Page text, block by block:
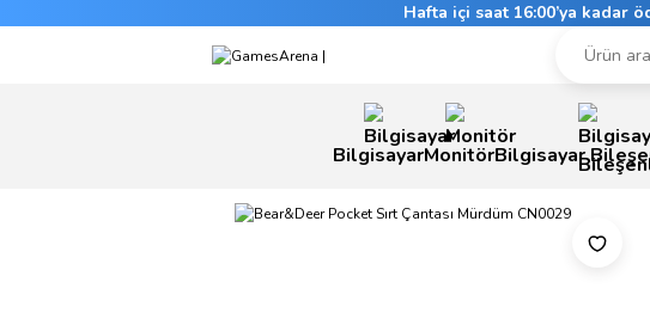
Hafta içi saat 16:00’ya kadar
BilgisayarMonitörBilgisayar